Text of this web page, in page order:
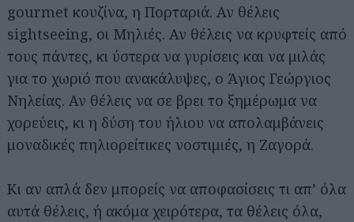
gourmet κουζίνα, η Πορταριά. Αν θέλεις
sightseeing, οι Μηλιές. Αν θέλεις να κρυφτείς από
τους πάντες, κι ύστερα να γυρίσεις και να μιλάς
για το χωριό που ανακάλυψες, ο Άγιος Γεώργιος
Νηλείας. Αν θέλεις να σε βρει το ξημέρωμα να
χορεύεις, κι η δύση του ήλιου να απολαμβάνεις
μοναδικές πηλιορείτικες νοστιμιές, η Ζαγορά.
Κι αν απλά δεν μπορείς να αποφασίσεις τι απ’ όλα
αυτά θέλεις, ή ακόμα χειρότερα, τα θέλεις όλα,